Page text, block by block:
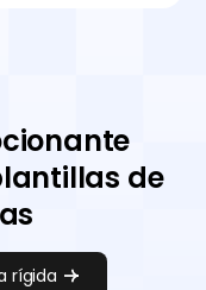
de
rígida